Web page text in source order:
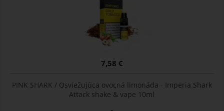
7,58 €
PINK SHARK / Osviežujúca ovocná limonáda - Imperia Shark
Attack shake & vape 10ml